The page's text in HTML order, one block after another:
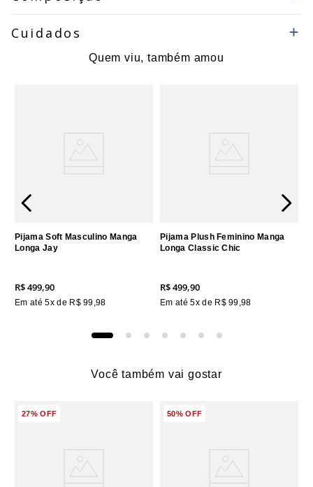
Cuidados
Quem viu, também amou
Pijama Soft Masculino Manga
Longa Jay
R$499,90
Em até5x de R$ 99,98
Pijama Plush Feminino Manga
Longa Classic Chic
R$499,90
Em até5x de R$ 99,98
Você também vai gostar
27%OFF 50%OFF